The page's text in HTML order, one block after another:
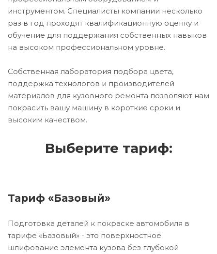
инструментом. Специалисты компании несколько
раз в год проходят квалификационную оценку и
обучение для поддержания собственных навыков
на высоком профессиональном уровне.
Собственная лаборатория подбора цвета,
поддержка технологов и производителей
материалов для кузовного ремонта позволяют нам
покрасить вашу машину в короткие сроки и
высоким качеством.
Выберите тариф:
Тариф «Базовый»
Подготовка деталей к покраске автомобиля в
тарифе «Базовый» - это поверхностное
шлифование элемента кузова без глубокой